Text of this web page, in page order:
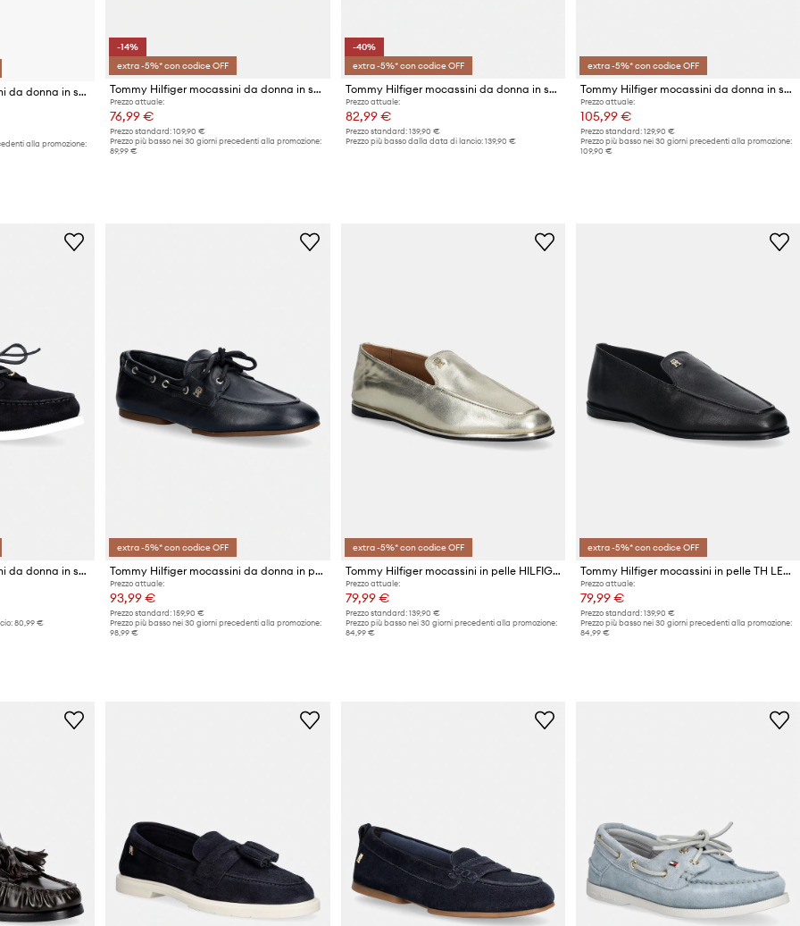
Tommy Hilfiger mocassini da donna in scamoscio FLAG SOFT SUEDE DRIVER LOAFER
alla promozione:
-14%
extra -5%* con codice OFF
Tommy Hilfiger mocassini da donna in scamoscio FLAG SOFT SUEDE DRIVER LOAFER
Prezzo attuale:
76,99 €
Prezzo standard: 109,90 €
Prezzo più basso nei 30 giorni precedenti alla promozione:
89,99 €
-40%
extra -5%* con codice OFF
Tommy Hilfiger mocassini da donna in scamoscio TH CHAIN SUEDE LOAFER
Prezzo attuale:
82,99 €
Prezzo standard: 139,90 €
Prezzo più basso dalla data di lancio: 139,90 €
extra -5%* con codice OFF
Tommy Hilfiger mocassini da donna in scamoscio TH FLEX SUEDE LOAFER BALLERINA
Prezzo attuale:
105,99 €
Prezzo standard: 129,90 €
Prezzo più basso nei 30 giorni precedenti alla promozione:
109,90 €
Tommy Hilfiger mocassini da donna in scamoscio HILFIGER SUEDE BOAT SHOE
80,99 €
extra -5%* con codice OFF
Tommy Hilfiger mocassini da donna in pelle TH SLEEK LEATHER BOAT SHOE
Prezzo attuale:
93,99 €
Prezzo standard: 159,90 €
Prezzo più basso nei 30 giorni precedenti alla promozione:
98,99 €
extra -5%* con codice OFF
Tommy Hilfiger mocassini in pelle HILFIGER GOLD LOAFER
Prezzo attuale:
79,99 €
Prezzo standard: 139,90 €
Prezzo più basso nei 30 giorni precedenti alla promozione:
84,99 €
extra -5%* con codice OFF
Tommy Hilfiger mocassini in pelle TH LEATHER LOAFER
Prezzo attuale:
79,99 €
Prezzo standard: 139,90 €
Prezzo più basso nei 30 giorni precedenti alla promozione:
84,99 €